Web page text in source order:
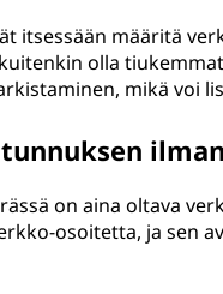
itsessään määritä
olla
mikä voi
on aina oltava
osoitetta, ja sen